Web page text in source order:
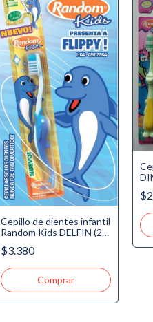
Cepillo de dientes infantil
Random Kids DELFIN (2 a
6 años)
$3.380
6